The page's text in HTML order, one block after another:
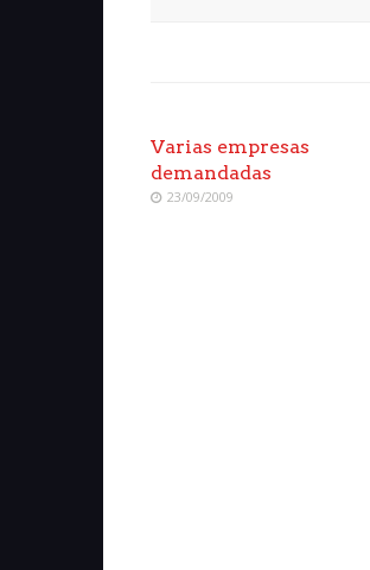
Varias empresas
demandadas
23/09/2009